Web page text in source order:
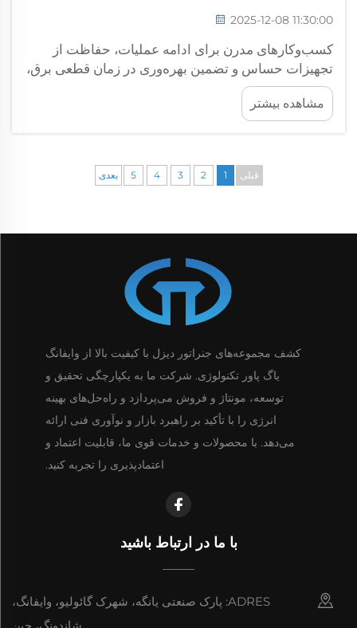
2025-12-08 11:30:00
کسب‌وکارهای مدرن برای ادامه عملیات، حفاظت از
تجهیزات حساس و تضمین بهره‌وری در زمان قطعی برق،
به تأمین برق بدون وقفه نیاز دارند. ژنراتور دیزلی بی‌صدا
راه‌حل ایده‌آلی برای شرکت‌هایی است که به دنبال تأمین
برق پشتیبان قابل اعتماد هستند...
مشاهده بیشتر
قبلی 1
2
3
4
5 بعدی
کشف مجموعه‌های جنراتور دیزل با کیفیت بالا از وایفانگ
یاگ پاور تکنولوژی. شرکت ما به یکپارچگی تحقیق و
توسعه، مونتاژ و فروش می‌پردازد و راه‌حل‌های بهینه
انرژی را با تأکید بر راهبرد بازار و نوآوری فنی ارائه
می‌دهد. با محصولات و خدمات قوی ما، قابلیت اعتماد و
اعتمادپذیری را تجربه کنید.
با ما در ارتباط باشید
ADRES: پارک صنعتی یانگه، شهرک گائولیو، وایفانگ،